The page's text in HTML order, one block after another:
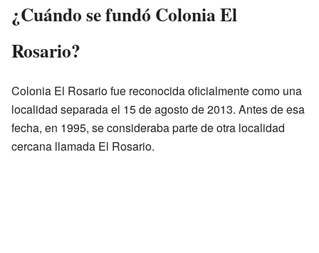
¿Cuándo se fundó Colonia El
Rosario?
Colonia El Rosario fue reconocida oficialmente como una
localidad separada el 15 de agosto de 2013. Antes de esa
fecha, en 1995, se consideraba parte de otra localidad
cercana llamada El Rosario.